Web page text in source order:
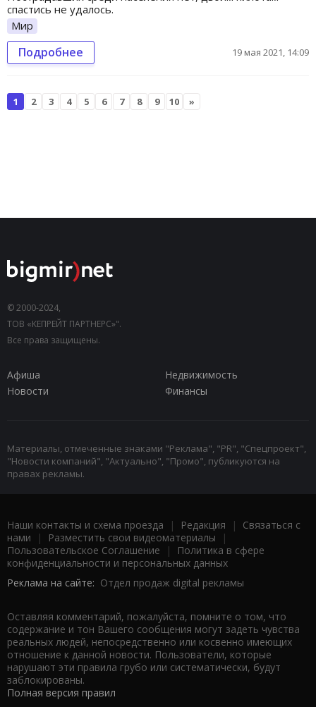
спастись не удалось.
Мир
Подробнее 19 мая 2021, 14:09
1 2 3 4 5 6 7 8 9 10 »
© 2000-2024,
ТОВ «КЕПРЕЙТ ПАРТНЕРС»".
Все права защищены.
Афиша
Недвижимость
Новости
Финансы
Материалы, отмеченные знаками "Реклама", "PR", "Спецпроект",
"Новости компаний", "Актуально", "Промо", публикуются на
правах рекламы.
Наши контакты и схема проезда | Редакция | Связаться с
нами | Разместить свои видеоматериалы |
Пользовательское Соглашение |
Политика в сфере
конфиденциальности и персональных данных
Реклама на сайте: Отдел продаж digital рекламы
Оставляя комментарий, пожалуйста, помните о том, что
содержание и тон Вашего сообщения могут задеть чувства
реальных людей, непосредственно или косвенно имеющих
отношение к данной новости. Пользователи, которые
нарушают эти правила грубо или систематически, будут
заблокированы.
Полная версия правил